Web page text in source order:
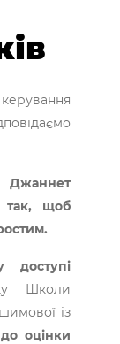
так, щоб
доступі
Школи
із
оцінки